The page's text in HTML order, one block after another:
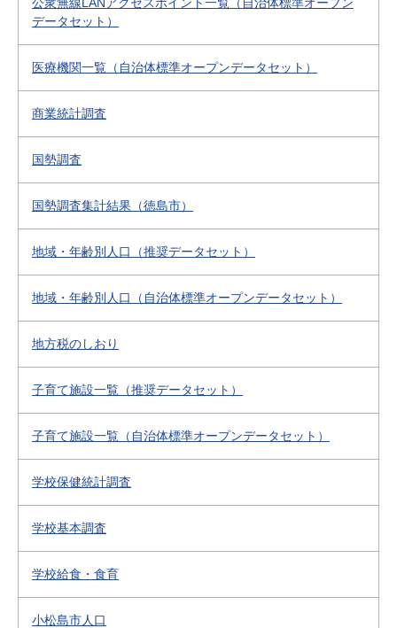
データセット）
医療機関一覧（自治体標準オープンデータセット）
商業統計調査
国勢調査
国勢調査集計結果（徳島市）
地域・年齢別人口（推奨データセット）
地域・年齢別人口（自治体標準オープンデータセット）
地方税のしおり
子育て施設一覧（推奨データセット）
子育て施設一覧（自治体標準オープンデータセット）
学校保健統計調査
学校基本調査
学校給食・食育
小松島市人口